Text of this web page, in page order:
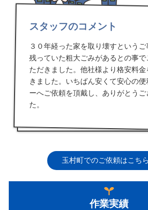
スタッフのコメント
３０年経った家を取り壊すというご
残っていた粗大ごみがあるとの事で
ただきました。他社様より格安料
きました。いちばん安くて安心の
ーへご依頼を頂戴し、ありがとうご
た。
玉村町でのご依頼はこちら
作業実績